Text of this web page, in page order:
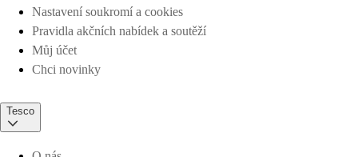
Nastavení soukromí a cookies
Pravidla akčních nabídek a soutěží
Můj účet
Chci novinky
Tesco